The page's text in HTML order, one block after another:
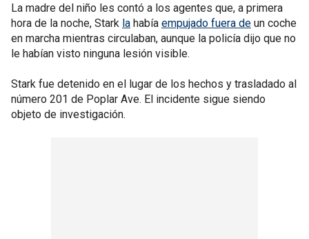
La madre del niño les contó a los agentes que, a primera
hora de la noche, Stark la había empujado fuera de un coche
en marcha mientras circulaban, aunque la policía dijo que no
le habían visto ninguna lesión visible.
Stark fue detenido en el lugar de los hechos y trasladado al
número 201 de Poplar Ave. El incidente sigue siendo
objeto de investigación.